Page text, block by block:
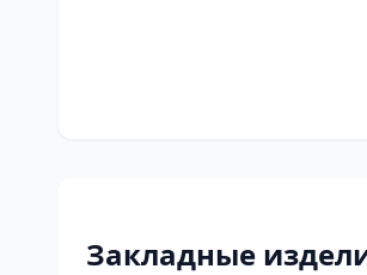
Закладные